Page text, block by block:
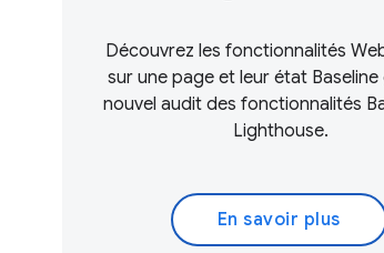
Découvrez les fonctionnalités
sur une page et leur état Baseline
nouvel audit des fonctionnalités
Lighthouse.
En savoir plus